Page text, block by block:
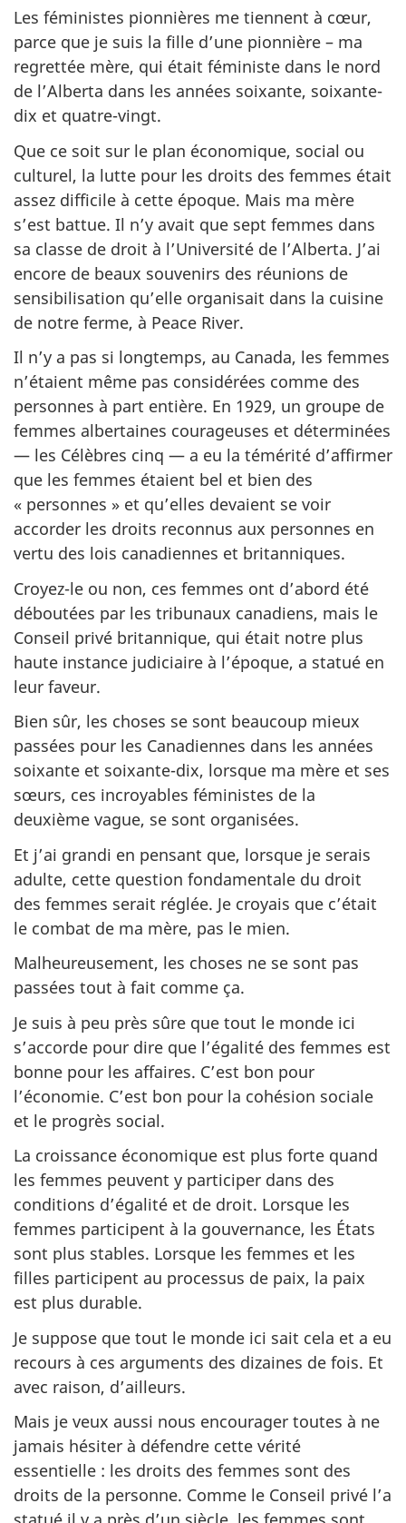
Les féministes pionnières me tiennent à cœur,
parce que je suis la fille d’une pionnière – ma
regrettée mère, qui était féministe dans le nord
de l’Alberta dans les années soixante, soixante-
dix et quatre-vingt.
Que ce soit sur le plan économique, social ou
culturel, la lutte pour les droits des femmes était
assez difficile à cette époque. Mais ma mère
s’est battue. Il n’y avait que sept femmes dans
sa classe de droit à l’Université de l’Alberta. J’ai
encore de beaux souvenirs des réunions de
sensibilisation qu’elle organisait dans la cuisine
de notre ferme, à Peace River.
Il n’y a pas si longtemps, au Canada, les femmes
n’étaient même pas considérées comme des
personnes à part entière. En 1929, un groupe de
femmes albertaines courageuses et déterminées
— les Célèbres cinq — a eu la témérité d’affirmer
que les femmes étaient bel et bien des
« personnes » et qu’elles devaient se voir
accorder les droits reconnus aux personnes en
vertu des lois canadiennes et britanniques.
Croyez-le ou non, ces femmes ont d’abord été
déboutées par les tribunaux canadiens, mais le
Conseil privé britannique, qui était notre plus
haute instance judiciaire à l’époque, a statué en
leur faveur.
Bien sûr, les choses se sont beaucoup mieux
passées pour les Canadiennes dans les années
soixante et soixante-dix, lorsque ma mère et ses
sœurs, ces incroyables féministes de la
deuxième vague, se sont organisées.
Et j’ai grandi en pensant que, lorsque je serais
adulte, cette question fondamentale du droit
des femmes serait réglée. Je croyais que c’était
le combat de ma mère, pas le mien.
Malheureusement, les choses ne se sont pas
passées tout à fait comme ça.
Je suis à peu près sûre que tout le monde ici
s’accorde pour dire que l’égalité des femmes est
bonne pour les affaires. C’est bon pour
l’économie. C’est bon pour la cohésion sociale
et le progrès social.
La croissance économique est plus forte quand
les femmes peuvent y participer dans des
conditions d’égalité et de droit. Lorsque les
femmes participent à la gouvernance, les États
sont plus stables. Lorsque les femmes et les
filles participent au processus de paix, la paix
est plus durable.
Je suppose que tout le monde ici sait cela et a eu
recours à ces arguments des dizaines de fois. Et
avec raison, d’ailleurs.
Mais je veux aussi nous encourager toutes à ne
jamais hésiter à défendre cette vérité
essentielle : les droits des femmes sont des
droits de la personne. Comme le Conseil privé l’a